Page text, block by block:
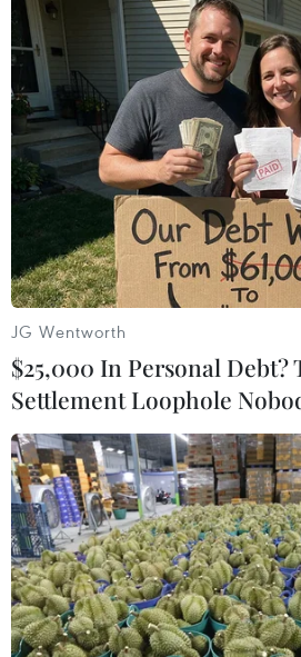
Vụ tấn công tại Moskva:
nguy cơ khủng bố vẫn
27/03/2024 03:46
Giám đốc Cơ quan An ninh Liên
quan này trước đó đã ngăn
bố ở các khu vực khác của Nga
trên lãnh thổ nước này vẫn còn
JG Wentworth
$25,000 In Personal Debt?
Settlement Loophole